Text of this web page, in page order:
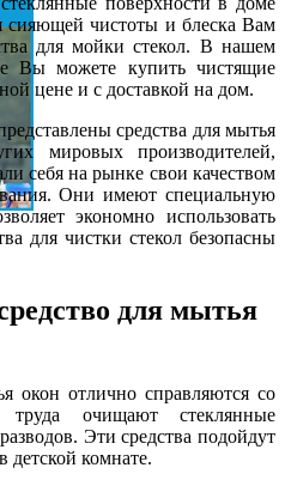
сияющей чистоты и блеска Вам
для мойки стекол. В нашем
Вы можете купить чистящие
цене и с доставкой на дом.
средства для мытья
мировых производителей,
себя на рынке свои качеством
Они имеют специальную
экономно использовать
для чистки стекол безопасны
для мытья
окон отлично справляются со
очищают стеклянные
Эти средства подойдут
детской комнате.